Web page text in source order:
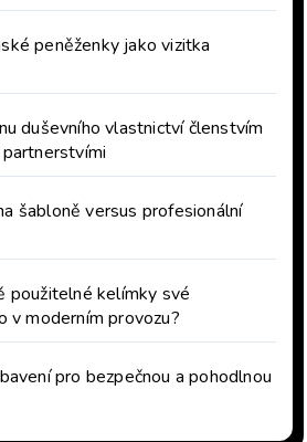
peněženky jako vizitka
duševního vlastnictví členstvím
šabloně versus profesionální
použitelné kelímky své
v moderním provozu?
pro bezpečnou a pohodlnou